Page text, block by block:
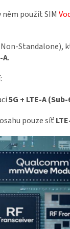
něm použít SIM
Standalone),
A.
5G + LTE-A
pouze síť